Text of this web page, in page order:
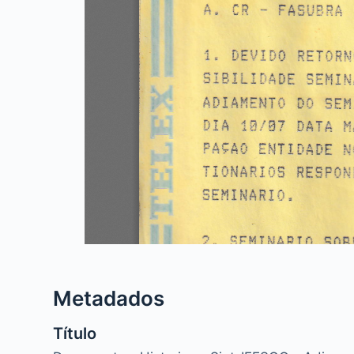
Metadados
Título